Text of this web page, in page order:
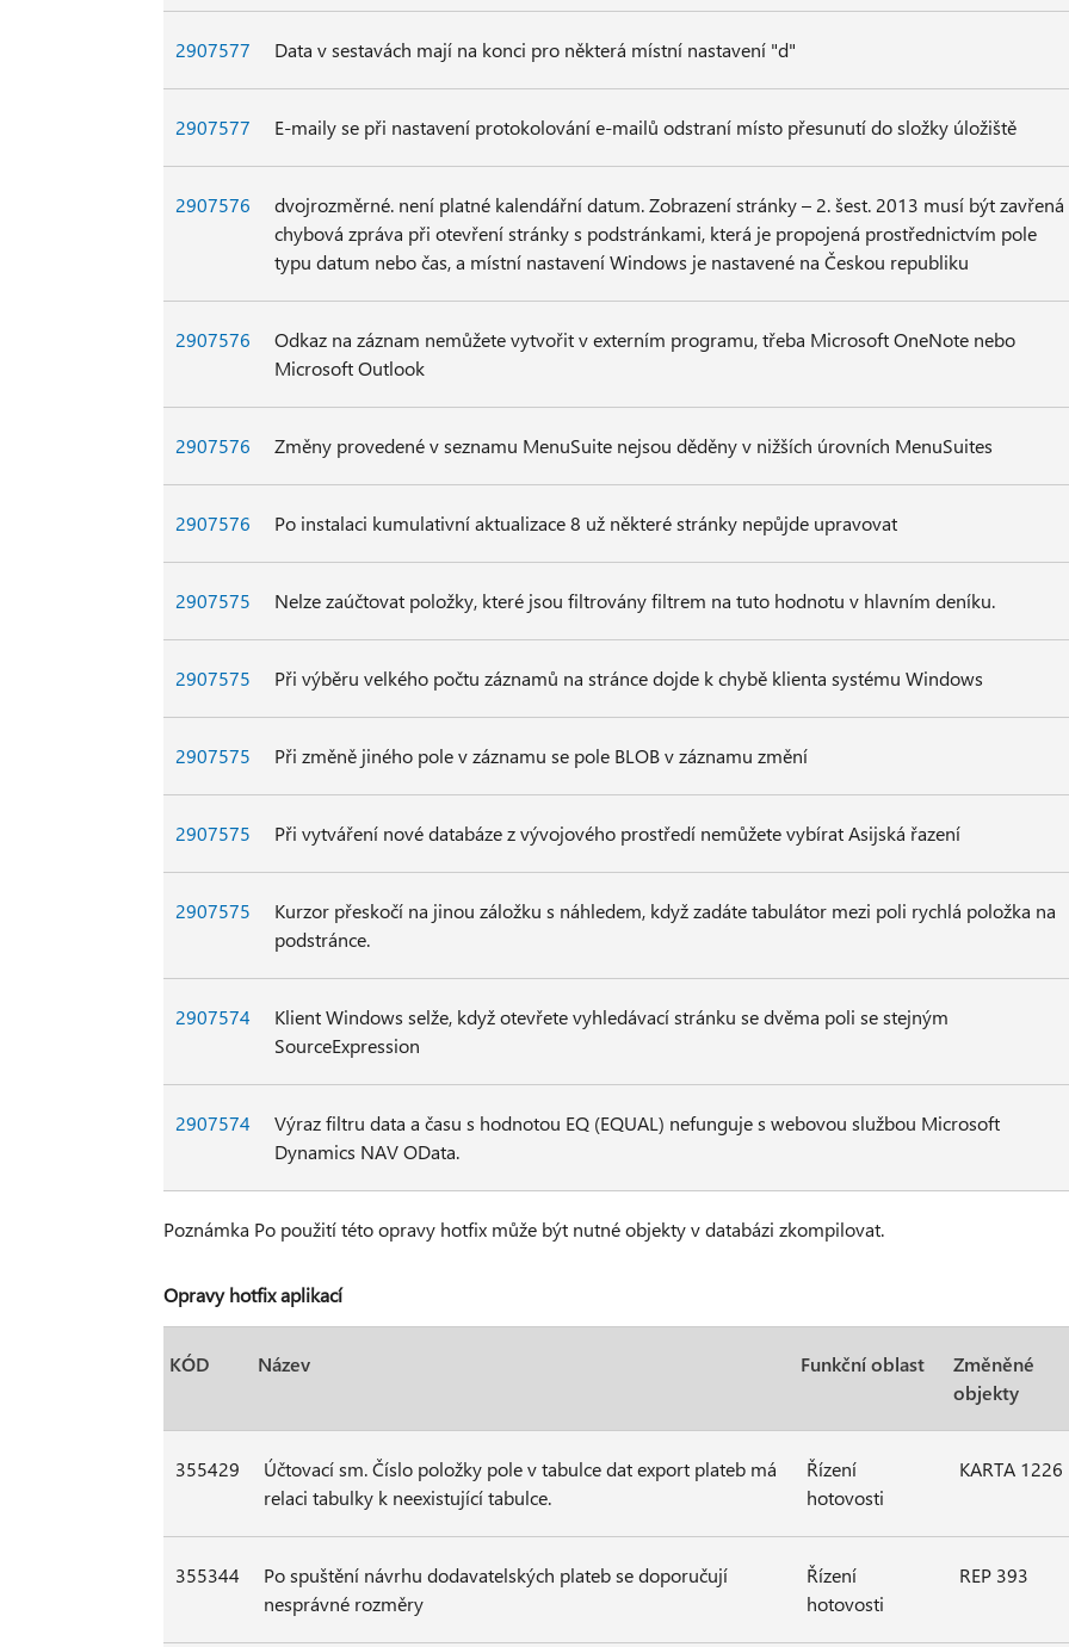
2907577 Data v sestavách mají na konci pro některá místní nastavení "d"
2907577 E-maily se při nastavení protokolování e-mailů odstraní místo přesunutí do složky úložiště
2907576
dvojrozměrné. není platné kalendářní datum. Zobrazení stránky – 2. šest. 2013 musí být zavřená
chybová zpráva při otevření stránky s podstránkami, která je propojená prostřednictvím pole
typu datum nebo čas, a místní nastavení Windows je nastavené na Českou republiku
2907576
Odkaz na záznam nemůžete vytvořit v externím programu, třeba Microsoft OneNote nebo
Microsoft Outlook
2907576 Změny provedené v seznamu MenuSuite nejsou děděny v nižších úrovních MenuSuites
2907576 Po instalaci kumulativní aktualizace 8 už některé stránky nepůjde upravovat
2907575 Nelze zaúčtovat položky, které jsou filtrovány filtrem na tuto hodnotu v hlavním deníku.
2907575 Při výběru velkého počtu záznamů na stránce dojde k chybě klienta systému Windows
2907575 Při změně jiného pole v záznamu se pole BLOB v záznamu změní
2907575 Při vytváření nové databáze z vývojového prostředí nemůžete vybírat Asijská řazení
2907575
Kurzor přeskočí na jinou záložku s náhledem, když zadáte tabulátor mezi poli rychlá položka na
podstránce.
2907574
Klient Windows selže, když otevřete vyhledávací stránku se dvěma poli se stejným
SourceExpression
2907574
Výraz filtru data a času s hodnotou EQ (EQUAL) nefunguje s webovou službou Microsoft
Dynamics NAV OData.
Poznámka Po použití této opravy hotfix může být nutné objekty v databázi zkompilovat.
Opravy hotfix aplikací
KÓD Název Funkční oblast
Změněné
objekty
355429
Účtovací sm. Číslo položky pole v tabulce dat export plateb má
relaci tabulky k neexistující tabulce.
Řízení
hotovosti
KARTA 1226
355344
Po spuštění návrhu dodavatelských plateb se doporučují
nesprávné rozměry
Řízení
hotovosti
REP 393